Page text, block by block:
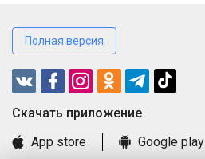
Полная версия
Cкачать приложение
App store
Google play